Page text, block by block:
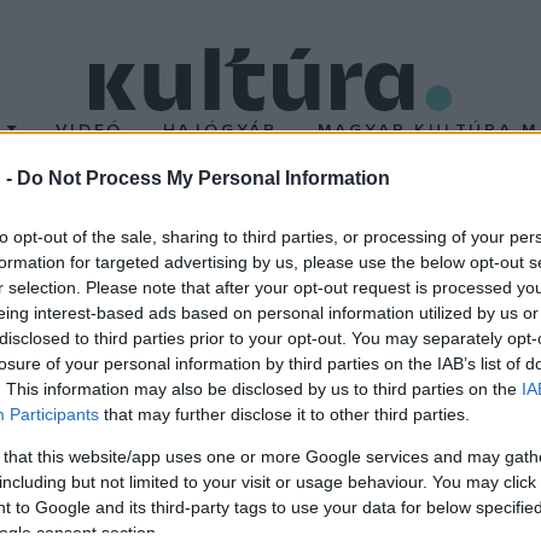
- Do Not Process My Personal Information
opt-out of the sale, sharing to third parties, or processing of your
for targeted advertising by us, please use the below opt-out
selection. Please note that after your opt-out request is processed
interest-based ads based on personal information utilized by us
to third parties prior to your opt-out. You may separately
of your personal information by third parties on the IAB’s list of
This information may also be disclosed by us to third parties on the
Participants that may further disclose it to other third parties.
that this website/app uses one or more Google services and may
but not limited to your visit or usage behaviour. You may
to Google and its third-party tags to use your data for below
consent section.
VIDEÓ HAJÓGYÁR MAGYAR KULTÚRA
be a Madách Színház Valló Péter rendezésében; a Woody
A darab története szerint Lenny, a New York-i
a család mégsem teljes: hiányzik belőle a gyerek.
nem szeretné kockára tenni, ezért férjével úgy döntenek,